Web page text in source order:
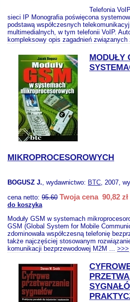
Telefonia
sieci IP Monografia poświęcona
podstawą współczesnych
multimedialnych, w tym telefonii VoIP.
kompleksowy opis zagadnień
MODUŁY
MIKROPROCESOROWYCH
BOGUSZ J., wydawnictwo: BTC, 2007,
cena netto: 95.60 Twoja cena 90,82 zł
do koszyka
Moduły GSM w systemach
GSM (Global System for Mobile
zdominowała współczesną telefonię
także najczęściej stosowanym
komunikacji bezprzewodowej M2M ... >>>